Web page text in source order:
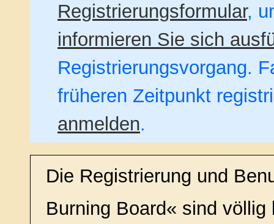
Registrierungsformular,
informieren Sie sich
Registrierungsvorgang.
früheren Zeitpunkt
anmelden.
Die Registrierung und
Burning Board« sind